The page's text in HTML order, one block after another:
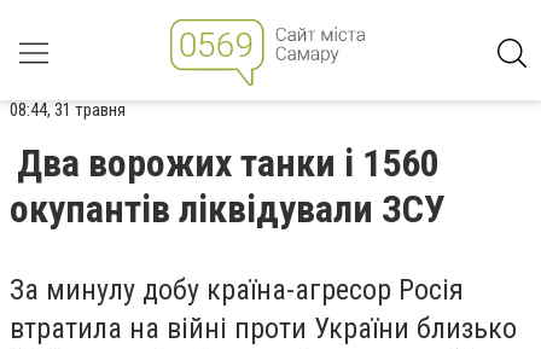
08:44, 31 травня
Два ворожих танки і 1560
окупантів ліквідували ЗСУ
За минулу добу країна-агресор Росія
втратила на війні проти України близько